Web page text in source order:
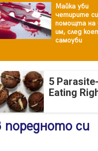
Майка уби
четирите
помощта на
им, след
самоуби
5
Eating
си